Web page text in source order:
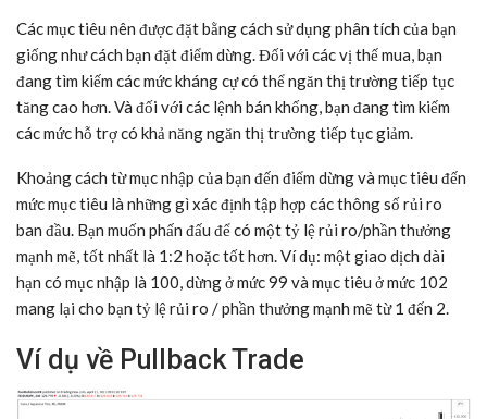
Các mục tiêu nên được đặt bằng cách sử dụng phân tích của bạn
giống như cách bạn đặt điểm dừng. Đối với các vị thế mua, bạn
đang tìm kiếm các mức kháng cự có thể ngăn thị trường tiếp tục
tăng cao hơn. Và đối với các lệnh bán khống, bạn đang tìm kiếm
các mức hỗ trợ có khả năng ngăn thị trường tiếp tục giảm.
Khoảng cách từ mục nhập của bạn đến điểm dừng và mục tiêu đến
mức mục tiêu là những gì xác định tập hợp các thông số rủi ro
ban đầu. Bạn muốn phấn đấu để có một tỷ lệ rủi ro/phần thưởng
mạnh mẽ, tốt nhất là 1:2 hoặc tốt hơn. Ví dụ: một giao dịch dài
hạn có mục nhập là 100, dừng ở mức 99 và mục tiêu ở mức 102
mang lại cho bạn tỷ lệ rủi ro / phần thưởng mạnh mẽ từ 1 đến 2.
Ví dụ về Pullback Trade